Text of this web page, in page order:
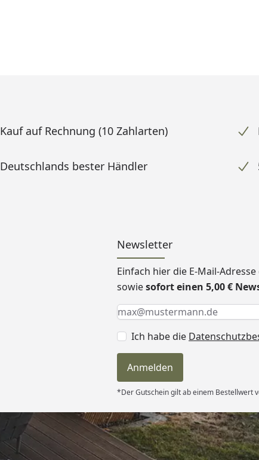
Kauf auf Rechnung (10 Zahlarten)
Deutschlands bester Händler
Newsletter
Einfach hier die E-Mail-
sowiesofort einen 5,00 €
Keine Eingabe erforderlich
Eingabe erforderlich
E-Mail *
Ich habe die
Anmelden
*Der Gutschein gilt ab einem Bestellwert